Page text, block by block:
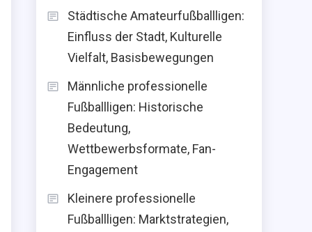
Städtische Amateurfußballligen:
Einfluss der Stadt, Kulturelle
Vielfalt, Basisbewegungen
Männliche professionelle
Fußballligen: Historische
Bedeutung,
Wettbewerbsformate, Fan-
Engagement
Kleinere professionelle
Fußballligen: Marktstrategien,